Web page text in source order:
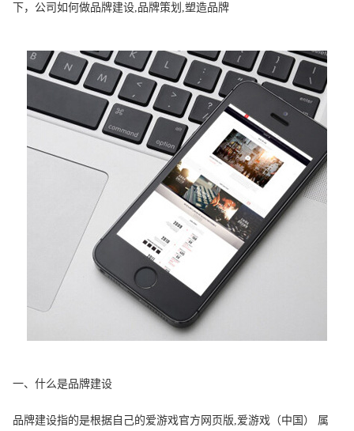
下，公司如何做品牌建设,品牌策划,塑造品牌
一、什么是品牌建设
品牌建设指的是根据自己的爱游戏官方网页版,爱游戏（中国） 属